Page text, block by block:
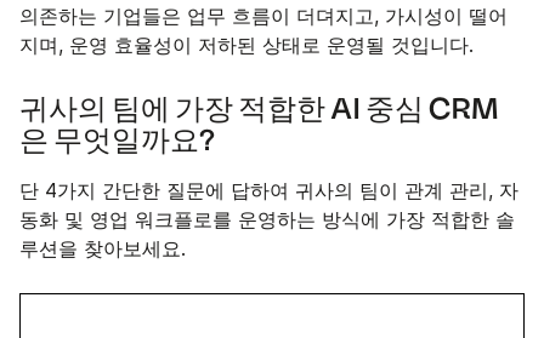
의존하는 기업들은 업무 흐름이 더뎌지고, 가시성이 떨어
지며, 운영 효율성이 저하된 상태로 운영될 것입니다.
귀사의 팀에 가장 적합한 AI 중심 CRM
은 무엇일까요?
단 4가지 간단한 질문에 답하여 귀사의 팀이 관계 관리, 자
동화 및 영업 워크플로를 운영하는 방식에 가장 적합한 솔
루션을 찾아보세요.